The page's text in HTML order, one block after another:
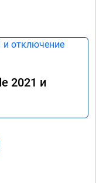
2021 и